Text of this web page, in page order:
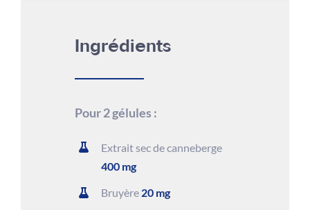
Ingrédients
Pour 2 gélules :
Extrait sec de canneberge
400 mg
Bruyère 20 mg